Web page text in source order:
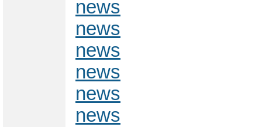
news
news
news
news
news
news